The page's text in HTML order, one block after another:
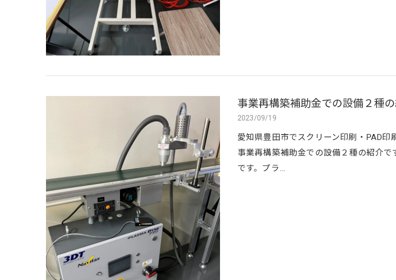
事業再構築補助金での設備２種の
2023/09/19
愛知県豊田市でスクリーン印刷・PAD印
事業再構築補助金での設備２種の紹介
です。プラ…